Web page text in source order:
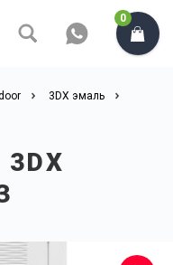
0
3DX эмаль